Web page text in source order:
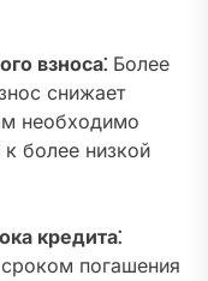
взноса⁚ Более
снижает
необходимо
к более низкой
кредита⁚
погашения